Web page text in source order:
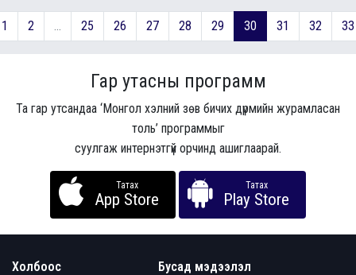
1 2 ... 25 26 27 28 29 30 31 32 33
Гар утасны программ
Та гар утсандаа ‘Монгол хэлний зөв бичих дүрмийн журамласан
толь’ программыг
суулгаж интернэтгүй орчинд ашиглаарай.
Татах
App Store
Татах
Play Store
Холбоос
Бусад мэдээлэл